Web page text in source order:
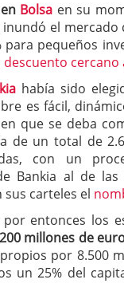
en Bolsa en su
inundó el
pequeños
cercano
había sido
es fácil,
que se deba
de un total de
con un
Bankia al de las
carteles el
entonces los
millones de
por 8.500
un 25% del